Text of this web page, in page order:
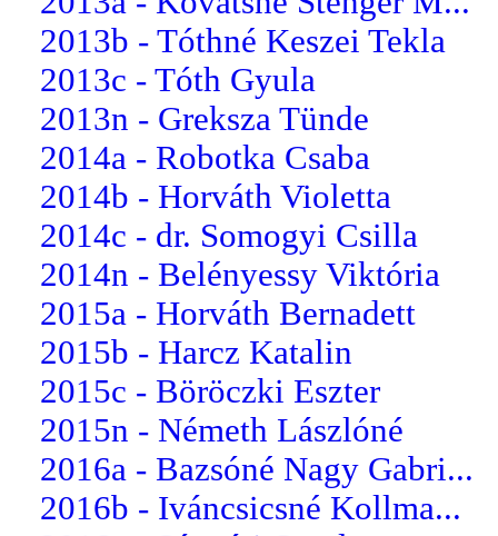
2013b - Tóthné Keszei Tekla
2013c - Tóth Gyula
2013n - Greksza Tünde
2014a - Robotka Csaba
2014b - Horváth Violetta
2014c - dr. Somogyi Csilla
2014n - Belényessy Viktória
2015a - Horváth Bernadett
2015b - Harcz Katalin
2015c - Böröczki Eszter
2015n - Németh Lászlóné
2016a - Bazsóné Nagy Gabri...
2016b - Iváncsicsné Kollma...